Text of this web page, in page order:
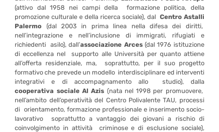
(attivo dal 1958 nei campi della formazione politica, della
promozione culturale e della ricerca sociale), dal Centro Astalli
Palermo (dal 2003 in prima linea nella difesa dei diritti,
nell’integrazione e nell’inclusione di immigrati, rifugiati e
richiedenti asilo), dall’associazione Arces(dal 1976 istituzione
di eccellenza nel supporto alle Università per quanto attiene
all’offerta residenziale, ma, soprattutto, per il suo progetto
formativo che prevede un modello interdisciplinare ed interventi
integrativi e di accompagnamento allo studio), dalla
cooperativa sociale Al Azis (nata nel 1998 per promuovere,
nell’ambito dell’operatività del Centro Polivalente TAU, processi
di orientamento, formazione professionale e inserimento socio-
lavorativo soprattutto a vantaggio dei giovani a rischio di
coinvolgimento in attività criminose e di esclusione sociale),